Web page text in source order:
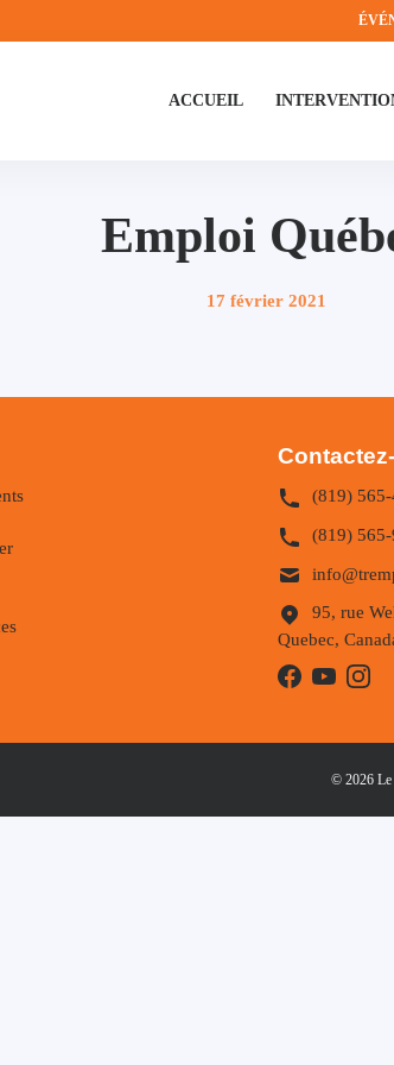
ACCUEIL
Emploi
Publié
17 février 2021
(819)
(819)
95, rue
Quebec,
© 2026 Le